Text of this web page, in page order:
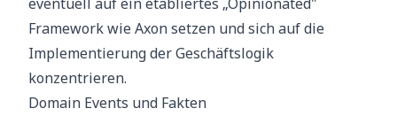
Framework wieAxonsetzen und sich auf die
Implementierung der Geschäftslogik
konzentrieren.
Domain Events und Fakten